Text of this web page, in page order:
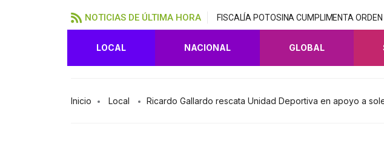
NOTICIAS DE ÚLTIMA HORA FISCALÍA POTOSINA CUMPLIMENTA
LOCAL NACIONAL GLOBAL
Inicio Local Ricardo Gallardo rescata Unidad Deportiva en apoyo a